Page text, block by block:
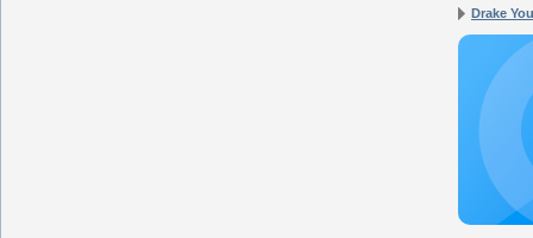
Drake